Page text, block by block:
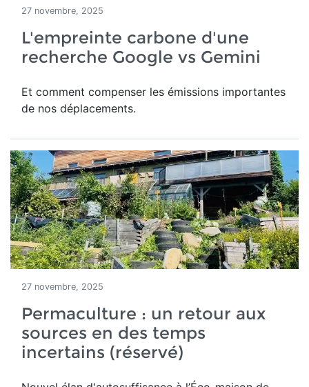
27 novembre, 2025
L'empreinte carbone d'une
recherche Google vs Gemini
Et comment compenser les émissions importantes
de nos déplacements.
27 novembre, 2025
Permaculture : un retour aux
sources en des temps
incertains (réservé)